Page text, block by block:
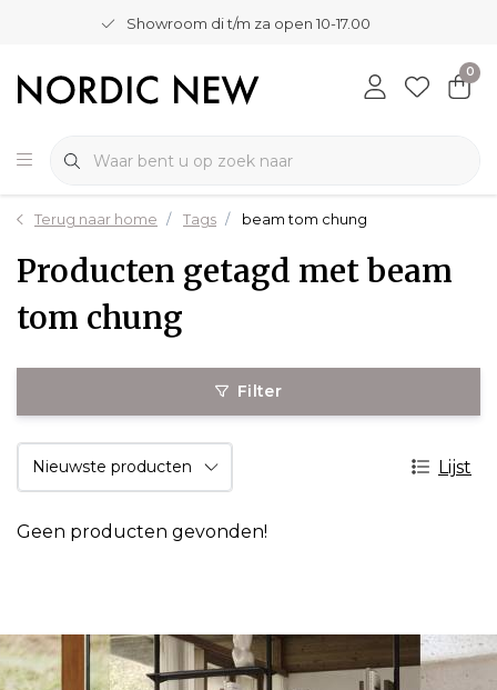
Showroom di t/m za open 10-17.00
0
Terug naar home Tags beam tom chung
Producten getagd met beam
tom chung
Filter
Lijst
Geen producten gevonden!